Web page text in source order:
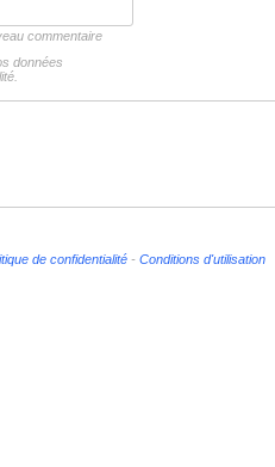
commentaire
données
de confidentialité - Conditions d'utilisation